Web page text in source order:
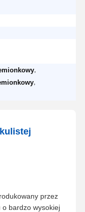
przez
o bardzo wysokiej